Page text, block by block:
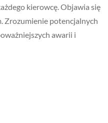
kierowcę. Objawia się
Zrozumienie potencjalnych
awarii i